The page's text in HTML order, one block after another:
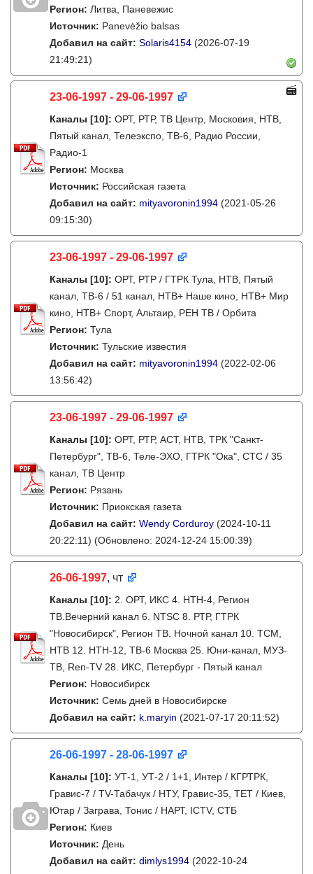
Регион: Литва, Паневежис
Источник: Panevėžio balsas
Добавил на сайт: Solaris4154 (2026-07-19
21:49:21)
23-06-1997 - 29-06-1997
Каналы [10]: ОРТ, РТР, ТВ Центр, Московия, НТВ,
Пятый канал, Телеэкспо, ТВ-6, Радио России,
Радио-1
Регион: Москва
Источник: Российская газета
Добавил на сайт: mityavoronin1994 (2021-05-26
09:15:30)
23-06-1997 - 29-06-1997
Каналы [10]: ОРТ, РТР / ГТРК Тула, НТВ, Пятый
канал, ТВ-6 / 51 канал, НТВ+ Наше кино, НТВ+ Мир
кино, НТВ+ Спорт, Альтаир, РЕН ТВ / Орбита
Регион: Тула
Источник: Тульские известия
Добавил на сайт: mityavoronin1994 (2022-02-06
13:56:42)
23-06-1997 - 29-06-1997
Каналы [10]: ОРТ, РТР, АСТ, НТВ, ТРК "Санкт-
Петербург", ТВ-6, Теле-ЭХО, ГТРК "Ока", СТС / 35
канал, ТВ Центр
Регион: Рязань
Источник: Приокская газета
Добавил на сайт: Wendy Corduroy (2024-10-11
20:22:11) (Обновлено: 2024-12-24 15:00:39)
26-06-1997, чт
Каналы [10]: 2. ОРТ, ИКС 4. НТН-4, Регион
ТВ.Вечерний канал 6. NTSC 8. РТР, ГТРК
"Новосибирск", Регион ТВ. Ночной канал 10. ТСМ,
НТВ 12. НТН-12, ТВ-6 Москва 25. Юни-канал, МУЗ-
ТВ, Ren-TV 28. ИКС, Петербург - Пятый канал
Регион: Новосибирск
Источник: Семь дней в Новосибирске
Добавил на сайт: k.maryin (2021-07-17 20:11:52)
26-06-1997 - 28-06-1997
Каналы [10]: УТ-1, УТ-2 / 1+1, Интер / КГРТРК,
Гравис-7 / TV-Табачук / НТУ, Гравис-35, ТЕТ / Киев,
Ютар / Заграва, Тонис / НАРТ, ICTV, СТБ
Регион: Киев
Источник: День
Добавил на сайт: dimlys1994 (2022-10-24